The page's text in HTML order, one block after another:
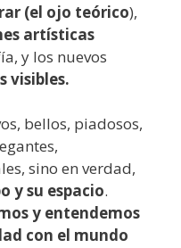
(el ojo teórico),
artísticas
y los nuevos
visibles.
bellos, piadosos,
sino en verdad,
y su espacio.
y entendemos
con el mundo